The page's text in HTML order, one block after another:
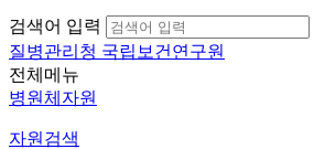
검색어 입력
질병관리청 국립보건연구원
전체메뉴
병원체자원
자원검색